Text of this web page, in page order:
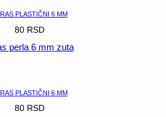
PLASTIČNI 6 MM
80 RSD
perla 6 mm zuta
PLASTIČNI 6 MM
80 RSD